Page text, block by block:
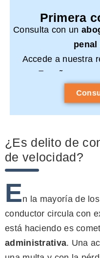
Primera
Consulta con un
penal
Accede a nuestra
España y
¿Es delito de
de velocidad?
En la mayoría de
conductor circula con
está haciendo es
administrativa. Una